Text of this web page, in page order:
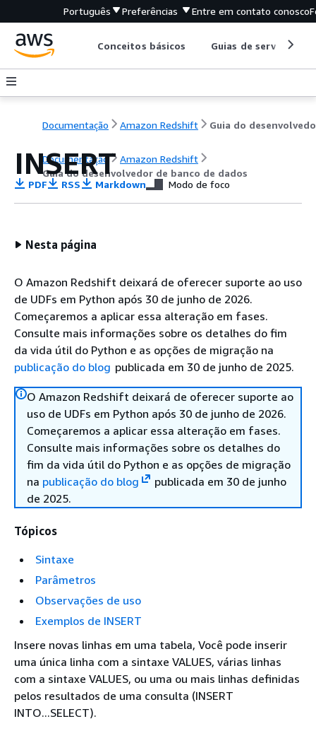
Português Preferências Entre em contato conosco
Conceitos básicos Guias de serviço
Documentação Amazon Redshift
Documentação
Amazon Redshift
Guia do desenvolvedor de banco de dados
INSERT
PDF RSS Markdown Modo de foco
Nesta página
O Amazon Redshift deixará de oferecer suporte ao uso
de UDFs em Python após 30 de junho de 2026.
Começaremos a aplicar essa alteração em fases.
Consulte mais informações sobre os detalhes do fim
da vida útil do Python e as opções de migração na
publicação do blog publicada em 30 de junho de 2025.
O Amazon Redshift deixará de oferecer suporte ao
uso de UDFs em Python após 30 de junho de 2026.
Começaremos a aplicar essa alteração em fases.
Consulte mais informações sobre os detalhes do
fim da vida útil do Python e as opções de migração
na publicação do blog
publicada em 30 de junho
de 2025.
Tópicos
Sintaxe
Parâmetros
Observações de uso
Exemplos de INSERT
Insere novas linhas em uma tabela, Você pode inserir
uma única linha com a sintaxe VALUES, várias linhas
com a sintaxe VALUES, ou uma ou mais linhas definidas
pelos resultados de uma consulta (INSERT
INTO...SELECT).